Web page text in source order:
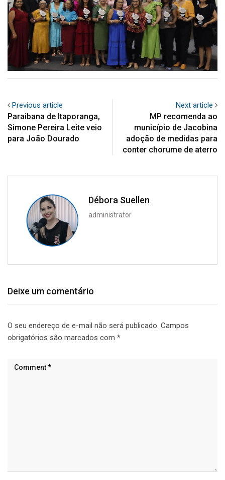
Previous article
Paraibana de Itaporanga,
Simone Pereira Leite veio
para João Dourado
Next article
MP recomenda ao
município de Jacobina
adoção de medidas para
conter chorume de aterro
Débora Suellen
administrator
Deixe um comentário
O seu endereço de e-mail não será publicado. Campos
obrigatórios são marcados com *